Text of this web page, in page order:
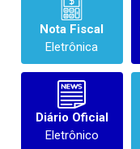
Nota Fiscal
Eletrônica
Diário Oficial
Eletrônico